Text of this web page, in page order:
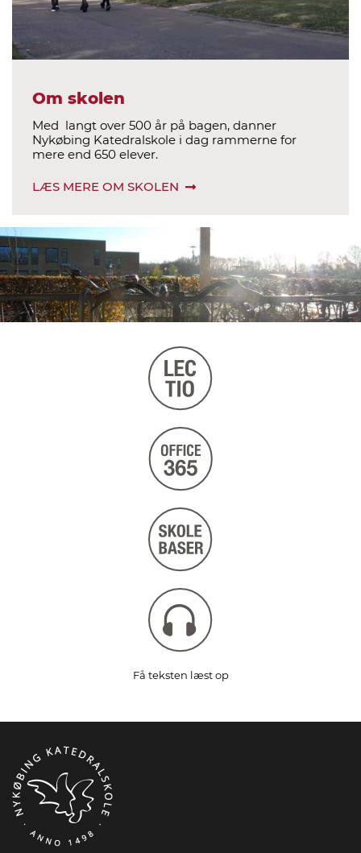
Om skolen
Med langt over 500 år på bagen, danner
Nykøbing Katedralskole i dag rammerne for
mere end 650 elever.
LÆS MERE OM SKOLEN
Få teksten læst op